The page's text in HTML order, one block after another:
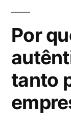
Por
tanto